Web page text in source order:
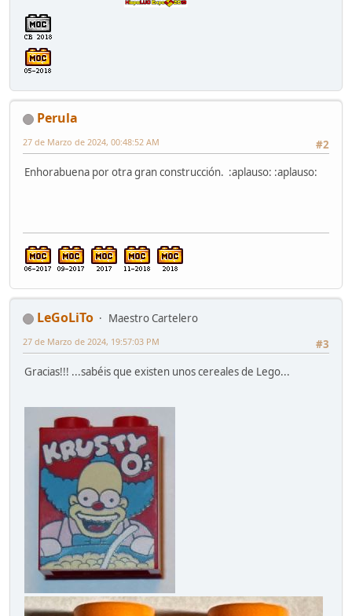
Perula
#2
27 de Marzo de 2024, 00:48:52 AM
Enhorabuena por otra gran construcción. :aplauso: :aplauso:
LeGoLiTo
Maestro Cartelero
#3
27 de Marzo de 2024, 19:57:03 PM
Gracias!!! ...sabéis que existen unos cereales de Lego...